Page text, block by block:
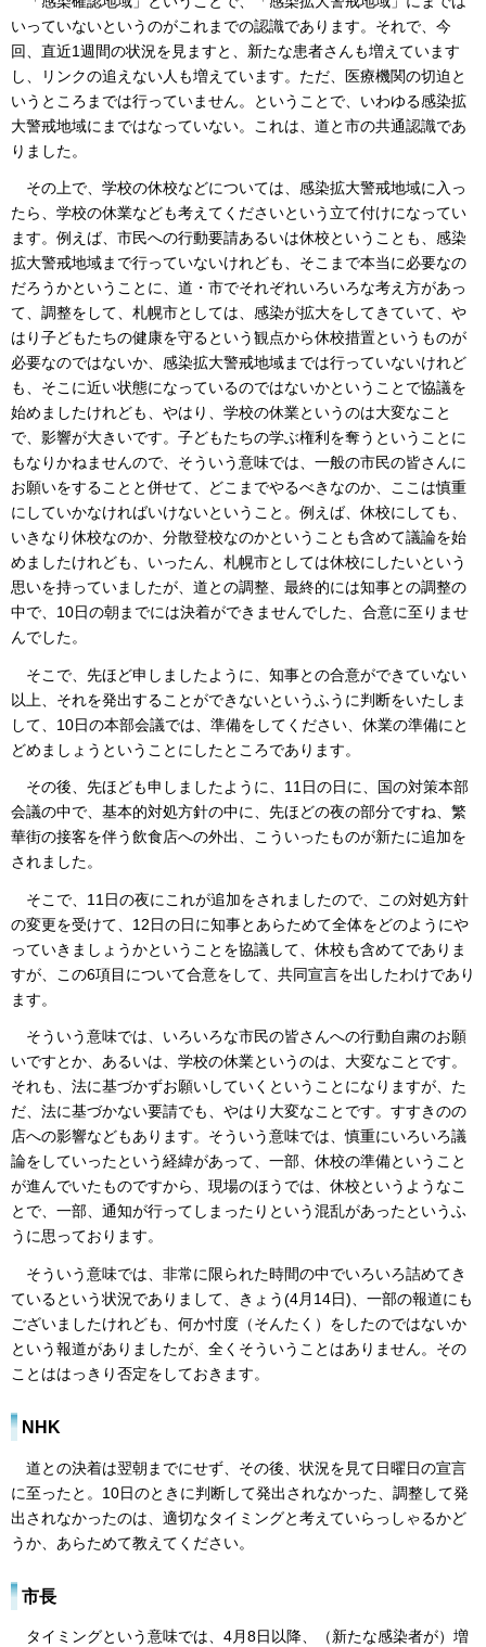
いっていないというのがこれまでの認識であります。それで、今
回、直近1週間の状況を見ますと、新たな患者さんも増えています
し、リンクの追えない人も増えています。ただ、医療機関の切迫と
いうところまでは行っていません。ということで、いわゆる感染拡
大警戒地域にまではなっていない。これは、道と市の共通認識であ
りました。
その上で、学校の休校などについては、感染拡大警戒地域に入っ
たら、学校の休業なども考えてくださいという立て付けになってい
ます。例えば、市民への行動要請あるいは休校ということも、感染
拡大警戒地域まで行っていないけれども、そこまで本当に必要なの
だろうかということに、道・市でそれぞれいろいろな考え方があっ
て、調整をして、札幌市としては、感染が拡大をしてきていて、や
はり子どもたちの健康を守るという観点から休校措置というものが
必要なのではないか、感染拡大警戒地域までは行っていないけれど
も、そこに近い状態になっているのではないかということで協議を
始めましたけれども、やはり、学校の休業というのは大変なこと
で、影響が大きいです。子どもたちの学ぶ権利を奪うということに
もなりかねませんので、そういう意味では、一般の市民の皆さんに
お願いをすることと併せて、どこまでやるべきなのか、ここは慎重
にしていかなければいけないということ。例えば、休校にしても、
いきなり休校なのか、分散登校なのかということも含めて議論を始
めましたけれども、いったん、札幌市としては休校にしたいという
思いを持っていましたが、道との調整、最終的には知事との調整の
中で、10日の朝までには決着ができませんでした、合意に至りませ
んでした。
そこで、先ほど申しましたように、知事との合意ができていない
以上、それを発出することができないというふうに判断をいたしま
して、10日の本部会議では、準備をしてください、休業の準備にと
どめましょうということにしたところであります。
その後、先ほども申しましたように、11日の日に、国の対策本部
会議の中で、基本的対処方針の中に、先ほどの夜の部分ですね、繁
華街の接客を伴う飲食店への外出、こういったものが新たに追加を
されました。
そこで、11日の夜にこれが追加をされましたので、この対処方針
の変更を受けて、12日の日に知事とあらためて全体をどのようにや
っていきましょうかということを協議して、休校も含めてでありま
すが、この6項目について合意をして、共同宣言を出したわけであり
ます。
そういう意味では、いろいろな市民の皆さんへの行動自粛のお願
いですとか、あるいは、学校の休業というのは、大変なことです。
それも、法に基づかずお願いしていくということになりますが、た
だ、法に基づかない要請でも、やはり大変なことです。すすきのの
店への影響などもあります。そういう意味では、慎重にいろいろ議
論をしていったという経緯があって、一部、休校の準備ということ
が進んでいたものですから、現場のほうでは、休校というようなこ
とで、一部、通知が行ってしまったりという混乱があったというふ
うに思っております。
そういう意味では、非常に限られた時間の中でいろいろ詰めてき
ているという状況でありまして、きょう(4月14日)、一部の報道にも
ございましたけれども、何か忖度（そんたく）をしたのではないか
という報道がありましたが、全くそういうことはありません。その
ことははっきり否定をしておきます。
NHK
道との決着は翌朝までにせず、その後、状況を見て日曜日の宣言
に至ったと。10日のときに判断して発出されなかった、調整して発
出されなかったのは、適切なタイミングと考えていらっしゃるかど
うか、あらためて教えてください。
市長
タイミングという意味では、4月8日以降、（新たな感染者が）増